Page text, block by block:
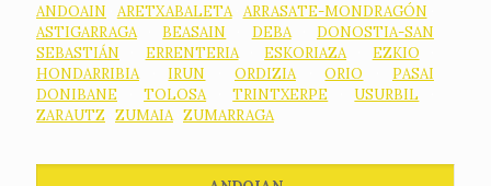
ANDOAIN ARETXABALETA· ARRASATE-MONDRAGÓN
ASTIGARRAGA· BEASAIN DEBA· DONOSTIA-SAN
SEBASTIÁN
ERRENTERIA· ESKORIAZA· EZKIO
HONDARRIBIA· IRUN ORDIZIA·ORIO
PASAI
DONIBANE ·TOLOSA·TRINTXERPE USURBIL
ZARAUTZ ZUMAIA· ZUMARRAGA